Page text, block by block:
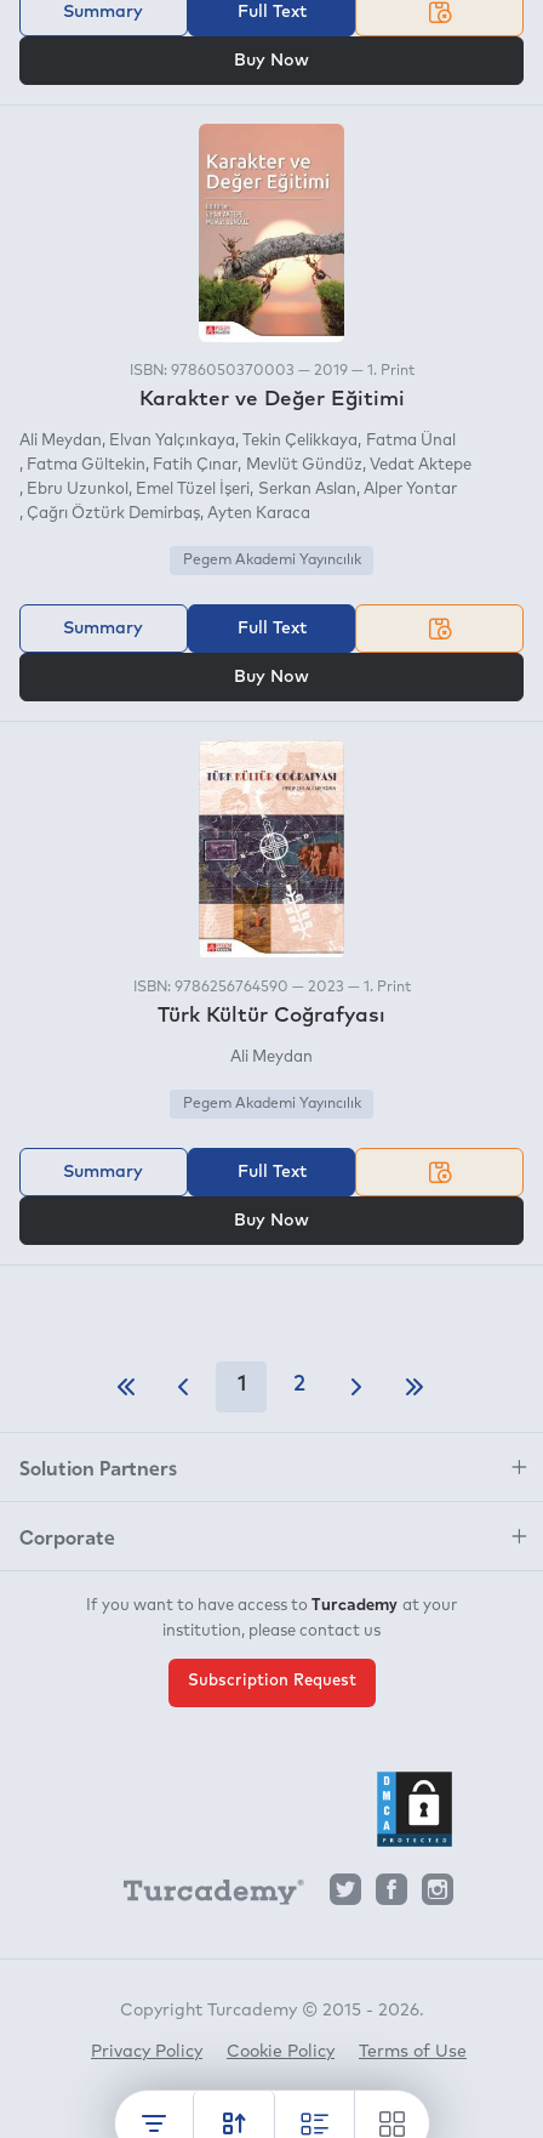
Summary Full Text
Buy Now
ISBN: 9786050370003 — 2019 — 1. Print
Karakter ve Değer Eğitimi
Ali Meydan Elvan Yalçınkaya Tekin Çelikkaya
Fatma Ünal
Fatma Gültekin
Fatih Çınar Mevlüt Gündüz Vedat Aktepe
Ebru Uzunkol
Emel Tüzel İşeri Serkan Aslan Alper Yontar
Çağrı Öztürk Demirbaş Ayten Karaca
Pegem Akademi Yayıncılık
Summary Full Text
Buy Now
ISBN: 9786256764590 — 2023 — 1. Print
Türk Kültür Coğrafyası
Ali Meydan
Pegem Akademi Yayıncılık
Summary Full Text
Buy Now
1 2
Solution Partners
Corporate
If you want to have access to Turcademy at your
institution, please contact us
Subscription Request
Copyright Turcademy © 2015 - 2026.
Privacy Policy Cookie Policy Terms of Use
crafted by Horato